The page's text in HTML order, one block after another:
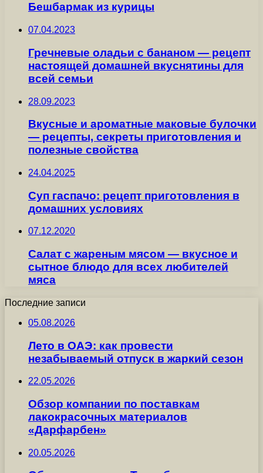
Бешбармак из курицы
07.04.2023
Гречневые оладьи с бананом — рецепт
настоящей домашней вкуснятины для
всей семьи
28.09.2023
Вкусные и ароматные маковые булочки
— рецепты, секреты приготовления и
полезные свойства
24.04.2025
Суп гаспачо: рецепт приготовления в
домашних условиях
07.12.2020
Салат с жареным мясом — вкусное и
сытное блюдо для всех любителей
мяса
Последние записи
05.08.2026
Лето в ОАЭ: как провести
незабываемый отпуск в жаркий сезон
22.05.2026
Обзор компании по поставкам
лакокрасочных материалов
«Дарфарбен»
20.05.2026